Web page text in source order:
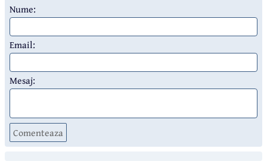
Nume:
Email:
Mesaj:
Comenteaza